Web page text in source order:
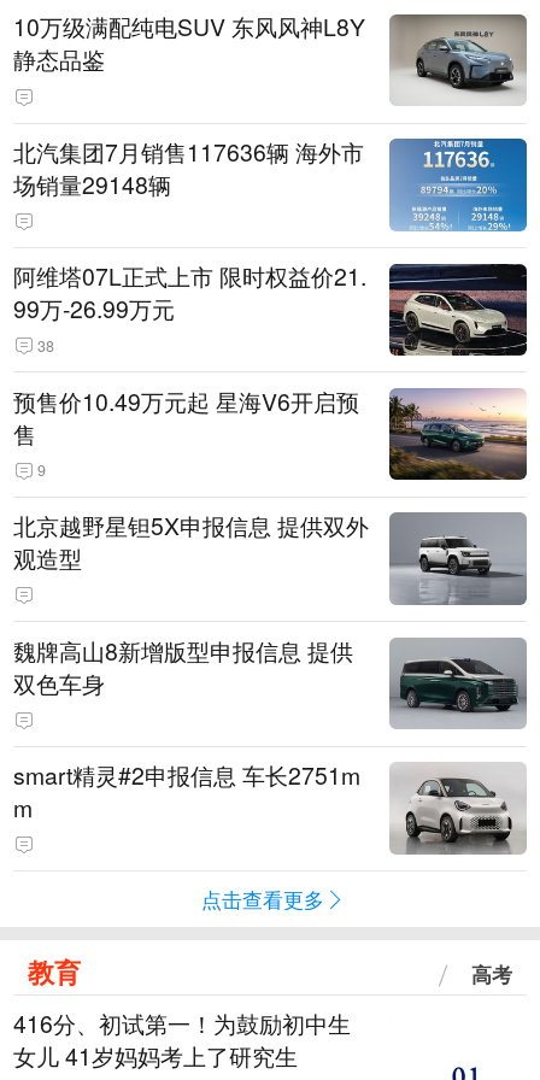
10万级满配纯电SUV 东风风神L8Y
静态品鉴
北汽集团7月销售117636辆 海外市
场销量29148辆
阿维塔07L正式上市 限时权益价21.
99万-26.99万元
38
预售价10.49万元起 星海V6开启预
售
9
北京越野星钽5X申报信息 提供双外
观造型
魏牌高山8新增版型申报信息 提供
双色车身
smart精灵#2申报信息 车长2751m
m
点击查看更多
教育 高考
416分、初试第一！为鼓励初中生
女儿 41岁妈妈考上了研究生